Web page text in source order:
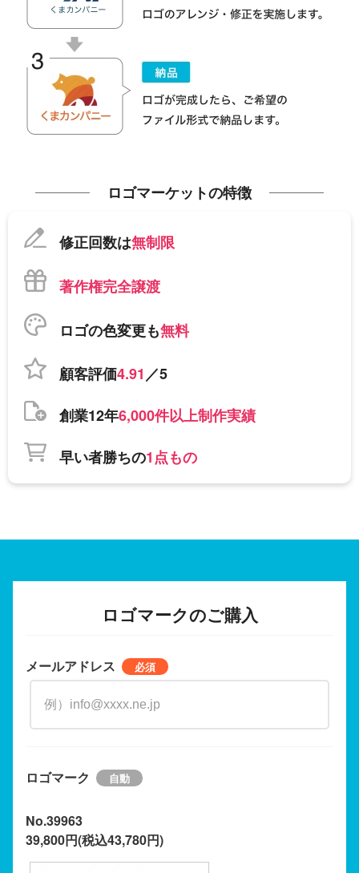
ロゴマーケットの特徴
修正回数は無制限
著作権完全譲渡
ロゴの色変更も無料
顧客評価4.91／5
創業12年6,000件以上制作実績
早い者勝ちの1点もの
ロゴマークのご購入
メールアドレス
ロゴマーク
No.39963
39,800円(税込43,780円)